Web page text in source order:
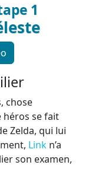
1
chose
héros se fait
Zelda, qui lui
Link n’a
son examen,